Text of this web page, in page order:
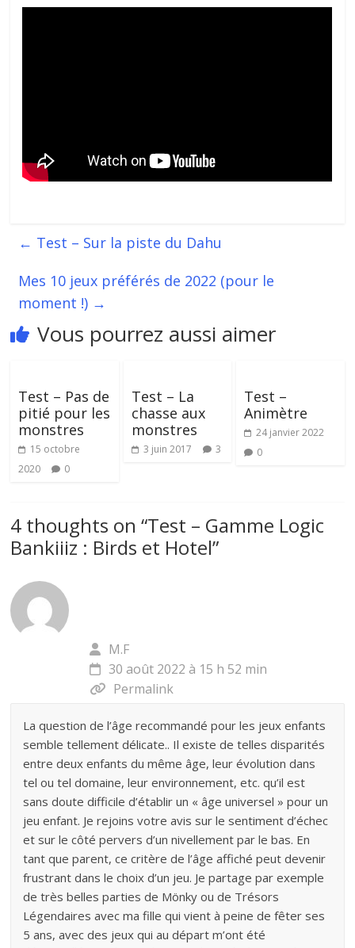
← Test – Sur la piste du Dahu
Mes 10 jeux préférés de 2022 (pour le
moment !) →
Vous pourrez aussi aimer
Test – Pas de
pitié pour les
monstres
15 octobre
2020
0
Test – La
chasse aux
monstres
3 juin 2017 3
Test –
Animètre
24 janvier 2022
0
4 thoughts on “Test – Gamme Logic
Bankiiiz : Birds et Hotel”
M.F
30 août 2022 à 15 h 52 min
Permalink
La question de l’âge recommandé pour les jeux enfants
semble tellement délicate.. Il existe de telles disparités
entre deux enfants du même âge, leur évolution dans
tel ou tel domaine, leur environnement, etc. qu’il est
sans doute difficile d’établir un « âge universel » pour un
jeu enfant. Je rejoins votre avis sur le sentiment d’échec
et sur le côté pervers d’un nivellement par le bas. En
tant que parent, ce critère de l’âge affiché peut devenir
frustrant dans le choix d’un jeu. Je partage par exemple
de très belles parties de Mönky ou de Trésors
Légendaires avec ma fille qui vient à peine de fêter ses
5 ans, avec des jeux qui au départ m’ont été